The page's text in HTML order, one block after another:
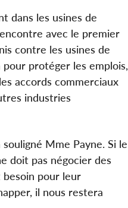
dans les usines de
avec le premier
contre les usines de
protéger les emplois,
accords commerciaux
industries
Mme Payne. Si le
doit pas négocier des
pour leur
il nous restera